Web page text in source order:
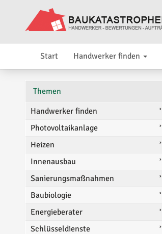
Start Handwerker finden
Themen
Handwerker finden
Photovoltaikanlage
Heizen
Innenausbau
Sanierungsmaßnahmen
Baubiologie
Energieberater
Schlüsseldienste